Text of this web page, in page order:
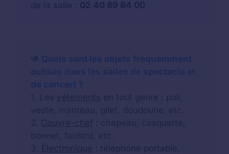
Quels sont les objets fréquemment
oubliés dans les salles de spectacle et
de concert ?
1. Les vêtements en tout genre : pull,
veste, manteau, gilet, doudoune, etc.
2. Couvre-chef : chapeau, casquette,
bonnet, foulard, etc.
3. Électronique : téléphone portable,